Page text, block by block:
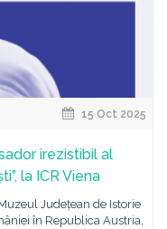
15 Oct 2025
irezistibil al
la ICR Viena
Județean de Istorie
în Republica Austria,